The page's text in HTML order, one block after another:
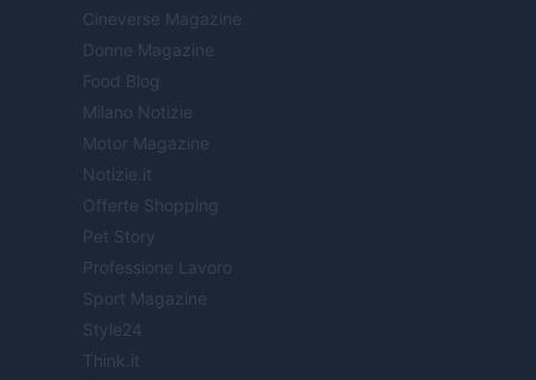
Cineverse Magazine
Donne Magazine
Food Blog
Milano Notizie
Motor Magazine
Notizie.it
Offerte Shopping
Pet Story
Professione Lavoro
Sport Magazine
Style24
Think.it